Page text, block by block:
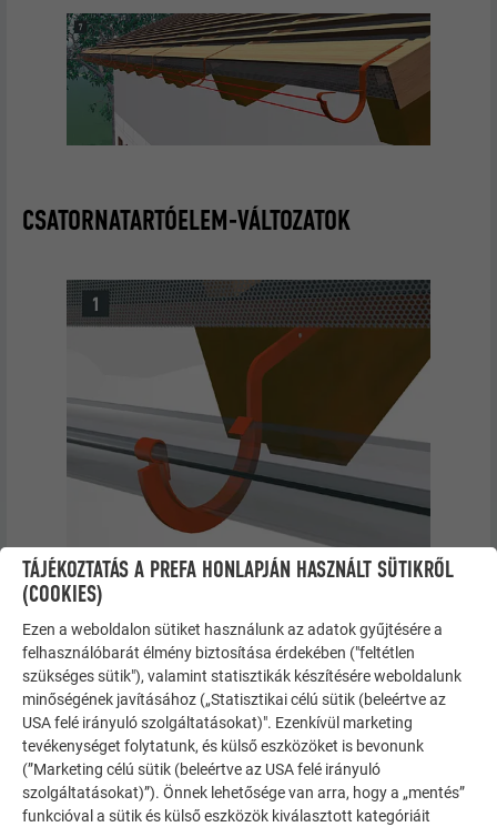
CSATORNATARTÓELEM-VÁLTOZATOK
TÁJÉKOZTATÁS A PREFA HONLAPJÁN HASZNÁLT SÜTIKRŐL
(COOKIES)
Ezen a weboldalon sütiket használunk az adatok gyűjtésére a
felhasználóbarát élmény biztosítása érdekében ("feltétlen
szükséges sütik"), valamint statisztikák készítésére weboldalunk
minőségének javításához („Statisztikai célú sütik (beleértve az
USA felé irányuló szolgáltatásokat)". Ezenkívül marketing
tevékenységet folytatunk, és külső eszközöket is bevonunk
(”Marketing célú sütik (beleértve az USA felé irányuló
szolgáltatásokat)”). Önnek lehetősége van arra, hogy a „mentés”
funkcióval a sütik és külső eszközök kiválasztott kategóriáit